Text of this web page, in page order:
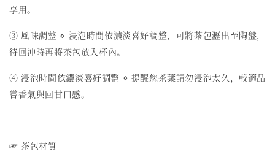
享用。
③ 風味調整 ⋄ 浸泡時間依濃淡喜好調整，可將茶包瀝出至陶盤，
待回沖時再將茶包放入杯內。
④ 浸泡時間依濃淡喜好調整 ⋄ 提醒您茶葉請勿浸泡太久，較適品
嘗香氣與回甘口感。
☞ 茶包材質